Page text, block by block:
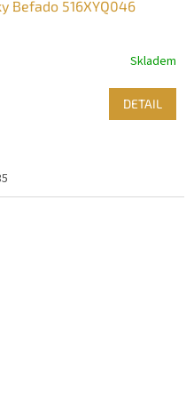
Befado 516XYQ046
Skladem
DETAIL